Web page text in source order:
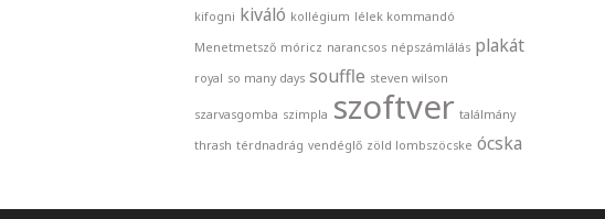
kifogni kiváló kollégium lélek kommandó
Menetmetsző móricz narancsos népszámlálás plakát
royal so many days souffle steven wilson
szarvasgomba szimpla szoftver találmány
thrash térdnadrág vendéglő zöld lombszöcske ócska